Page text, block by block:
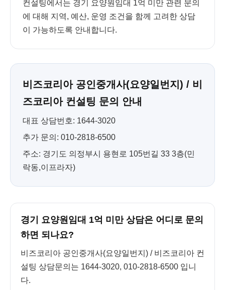
컨설팅에서는 경기 요양원임대 1억 미만 관련 문의
에 대해 지역, 예산, 운영 조건을 함께 고려한 상담
이 가능하도록 안내합니다.
비즈코리아 공인중개사(요양일번지) / 비
즈코리아 컨설팅 문의 안내
대표 상담번호: 1644-3020
추가 문의: 010-2818-6500
주소: 경기도 의정부시 용현로 105번길 33 3층(민
락동,이프라자)
경기 요양원임대 1억 미만 상담은 어디로 문의
하면 되나요?
비즈코리아 공인중개사(요양일번지) / 비즈코리아 컨
설팅 상담문의는 1644-3020, 010-2818-6500 입니
다.